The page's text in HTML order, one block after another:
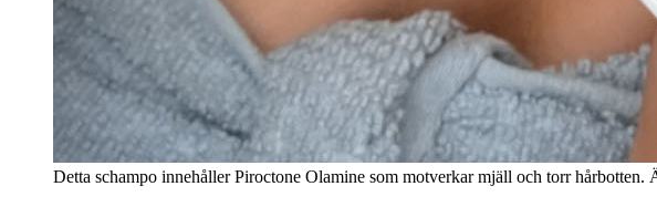
Detta schampo innehåller Piroctone Olamine som motverkar mjäll och torr